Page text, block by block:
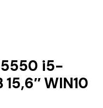
i5-
WIN10